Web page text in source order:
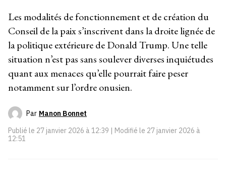
Les modalités de fonctionnement et de création du
Conseil de la paix s’inscrivent dans la droite lignée de
la politique extérieure de Donald Trump. Une telle
situation n’est pas sans soulever diverses inquiétudes
quant aux menaces qu’elle pourrait faire peser
notamment sur l’ordre onusien.
Par Manon Bonnet
Publié le 27 janvier 2026 à 12:39 | Modifié le 27 janvier 2026 à
12:51